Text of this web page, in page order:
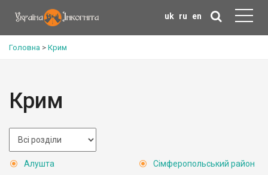
uk ru en
Головна > Крим
Крим
Алушта
Сімферопольський район